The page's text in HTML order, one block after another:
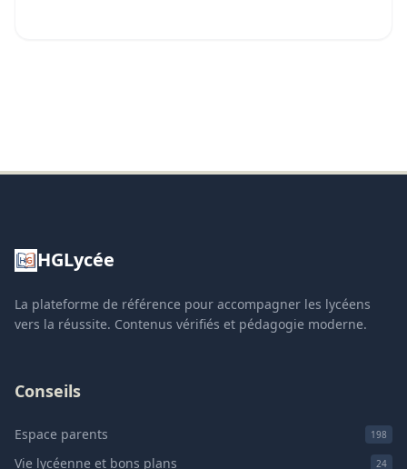
HGLycée
La plateforme de référence pour accompagner les lycéens
vers la réussite. Contenus vérifiés et pédagogie moderne.
Conseils
Espace parents 198
Vie lycéenne et bons plans 24